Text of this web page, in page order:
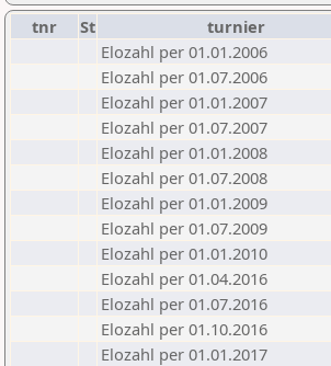
tnr St turnier
Elozahl per 01.01.2006
Elozahl per 01.07.2006
Elozahl per 01.01.2007
Elozahl per 01.07.2007
Elozahl per 01.01.2008
Elozahl per 01.07.2008
Elozahl per 01.01.2009
Elozahl per 01.07.2009
Elozahl per 01.01.2010
Elozahl per 01.04.2016
Elozahl per 01.07.2016
Elozahl per 01.10.2016
Elozahl per 01.01.2017